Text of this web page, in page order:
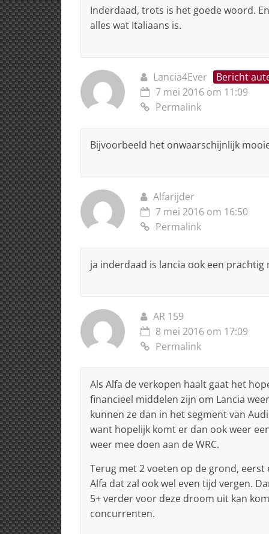
Inderdaad, trots is het goede woord.
alles wat Italiaans is.
Lancia4Ever
Bericht
7 mei 2016 om 11:09
Permalink
Bijvoorbeeld het onwaarschijnlijk
Alfarijder
7 mei 2016 om 16:50
Permalink
ja inderdaad is lancia ook een
AR 159
8 mei 2016 om 17:09
Permalink
Als Alfa de verkopen haalt gaat het
financieel middelen zijn om Lancia
kunnen ze dan in het segment van
want hopelijk komt er dan ook weer
weer mee doen aan de WRC.
Terug met 2 voeten op de grond,
Alfa dat zal ook wel even tijd vergen.
5+ verder voor deze droom uit kan
concurrenten.